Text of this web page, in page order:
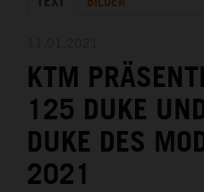
MEDIA
KTM
125 DUKE
DUKE DES
2021